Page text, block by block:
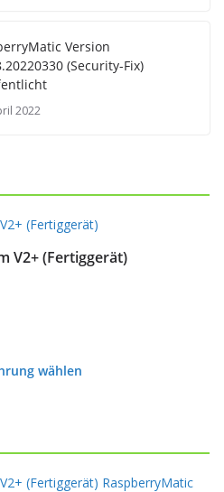
Version
(Security-Fix)
2022
V2+ (Fertiggerät)
wählen
RaspberryMatic